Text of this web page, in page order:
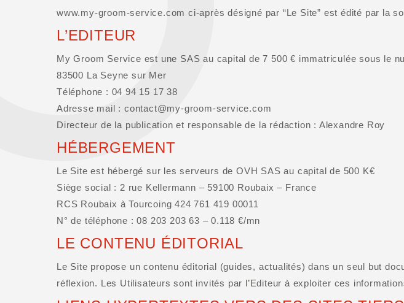
www.my-groom-service.com ci-après désigné par “Le Site” est édité par la
L’EDITEUR
My Groom Service est une SAS au capital de 7 500 € immatriculée sous le
83500 La Seyne sur Mer
Téléphone : 04 94 15 17 38
Adresse mail : contact@my-groom-service.com
Directeur de la publication et responsable de la rédaction : Alexandre Roy
HÉBERGEMENT
Le Site est hébergé sur les serveurs de OVH SAS au capital de 500 K€
Siège social : 2 rue Kellermann – 59100 Roubaix – France
RCS Roubaix à Tourcoing 424 761 419 00011
N° de téléphone : 08 203 203 63 – 0.118 €/mn
LE CONTENU ÉDITORIAL
Le Site propose un contenu éditorial (guides, actualités) dans un seul but
réflexion. Les Utilisateurs sont invités par l’Editeur à exploiter ces